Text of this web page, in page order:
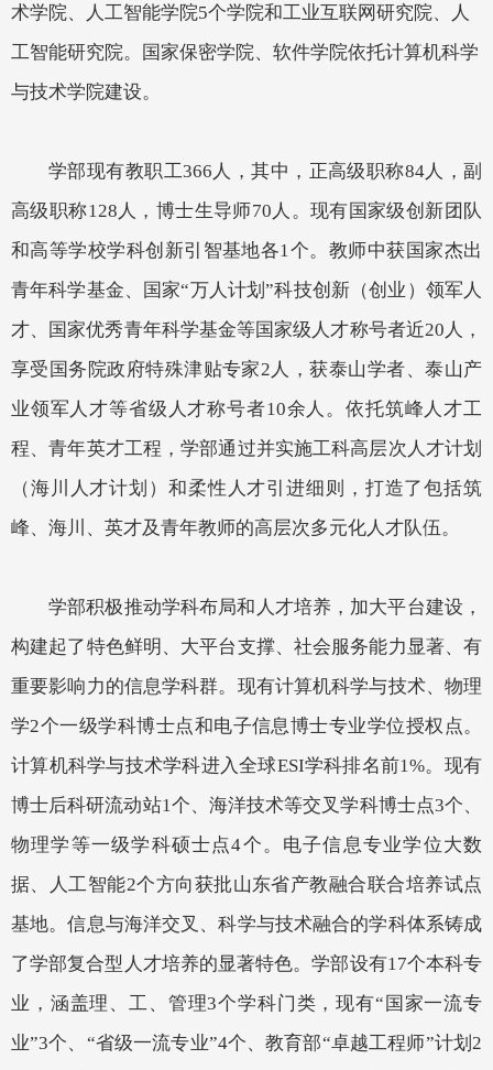
术学院、人工智能学院5个学院和工业互联网研究院、人
工智能研究院。国家保密学院、软件学院依托计算机科学
与技术学院建设。
学部现有教职工366 人，其中，正高级职称84人，副
高级职称128人 ，博士生导师70 人。现有国家级创新团队
和高等学校学科创新引智基地各1 个。教师中获国家杰出
青年科学基金、国家“万人计划”科技创新（创业）领军人
才、国家优秀青年科学基金等国家级人才称号者近20 人，
享受国务院政府特殊津贴专家2 人，获泰山学者、泰山产
业领军人才等省级人才称号者10余人。依托筑峰人才工
程、青年英才工程，学部通过并实施工科高层次人才计划
（海川人才计划）和柔性人才引进细则，打造了包括筑
峰、海川、英才及青年教师的高层次多元化人才队伍。
学部积极推动学科布局和人才培养，加大平台建设，
构建起了特色鲜明、大平台支撑、社会服务能力显著、有
重要影响力的信息学科群。现有计算机科学与技术、物理
学2个一级学科博士点和电子信息博士专业学位授权点。
计算机科学与技术学科进入全球ESI学科排名前1%。现有
博士后科研流动站1个、海洋技术等交叉学科博士点3个、
物理学等一级学科硕士点4个。电子信息专业学位大数
据、人工智能2个方向获批山东省产教融合联合培养试点
基地。信息与海洋交叉、科学与技术融合的学科体系铸成
了学部复合型人才培养的显著特色。学部设有17个本科专
业，涵盖理、工、管理3个学科门类，现有“国家一流专
业”3个、 “省级一流专业”4个、教育部“卓越工程师”计划 2